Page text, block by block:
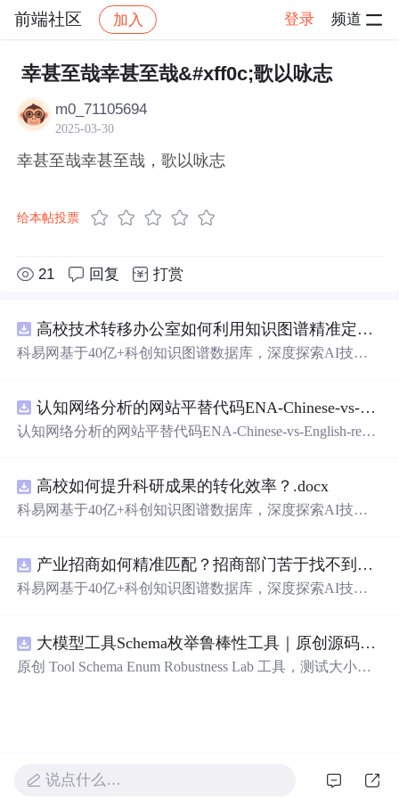
前端社区 加入 登录 频道
社区 前端社区 感慨 帖子详情
幸甚至哉幸甚至哉&#xff0c;歌以咏志
m0_71105694
2025-03-30
幸甚至哉幸甚至哉，歌以咏志
给本帖投票
21 回复 打赏
高校技术转移办公室如何利用知识图谱精准定位产业需求与技术适配点？.docx
科易网基于40亿+科创知识图谱数据库，深度探索AI技术
新领域的AI+数智化解决方案，推动科技创新与产业创新
智能化发展。
认知网络分析的网站平替代码ENA-Chinese-vs-English-reproducible.zip
认知网络分析的网站平替代码ENA-Chinese-vs-English-repro
高校如何提升科研成果的转化效率？.docx
科易网基于40亿+科创知识图谱数据库，深度探索AI技术
新领域的AI+数智化解决方案，推动科技创新与产业创新
智能化发展。
产业招商如何精准匹配？招商部门苦于找不到符合产业链补链强链方向的目标企业怎么办？.docx
科易网基于40亿+科创知识图谱数据库，深度探索AI技术
新领域的AI+数智化解决方案，推动科技创新与产业创新
智能化发展。
大模型工具Schema枚举鲁棒性工具｜原创源码+测试+离线报告
原创 Tool Schema Enum Robustness Lab 工具，测试大小
热点产品或开源项目源码、Logo、官方截图、论文、生产
说点什么…